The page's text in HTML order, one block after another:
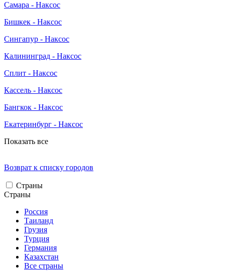
Самара - Наксос
Бишкек - Наксос
Сингапур - Наксос
Калининград - Наксос
Сплит - Наксос
Кассель - Наксос
Бангкок - Наксос
Екатеринбург - Наксос
Показать все
Возврат к списку городов
Страны
Страны
Россия
Таиланд
Грузия
Турция
Германия
Казахстан
Все страны